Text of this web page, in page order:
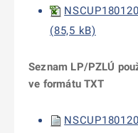
(85,5 kB)
Seznam LP/PZLÚ
ve formátu TXT